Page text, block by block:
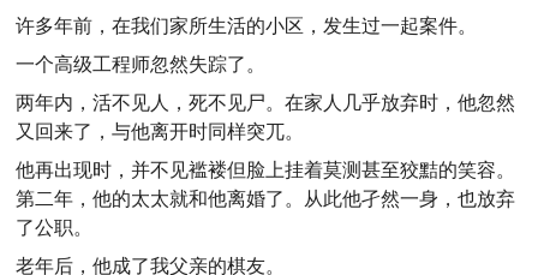
许多年前，在我们家所生活的小区，发生过一起案件。
一个高级工程师忽然失踪了。
两年内，活不见人，死不见尸。在家人几乎放弃时，他忽然
又回来了，与他离开时同样突兀。
他再出现时，并不见褴褛但脸上挂着莫测甚至狡黠的笑容。
第二年，他的太太就和他离婚了。从此他孑然一身，也放弃
了公职。
老年后，他成了我父亲的棋友。